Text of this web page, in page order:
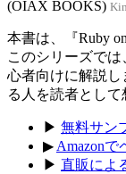
(OIAX BOOKS)
本書は、『Ruby
このシリーズでは
心者向けに解説し
る人を読者として
▶ 無料サン
▶ Amazonで
▶ 直販によ